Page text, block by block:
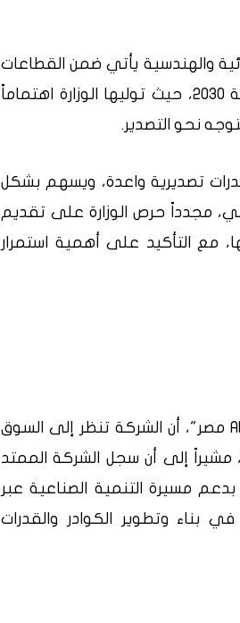
والهندسية يأتي ضمن القطاعات
السبعة ذات الأولوية القصوى في استراتيجية الصناعة المصرية 2030، حيث توليها الوزارة اهتماماً
نحو التصدير.
تصديرية واعدة، ويسهم بشكل
مجدداً حرص الوزارة على تقديم
مع التأكيد على أهمية استمرار
وفي المقابل، أوضح السيد أحمد حماد، رئيس مجلس إدارة "ABB مصر"، أن الشركة تنظر إلى السوق
مشيراً إلى أن سجل الشركة الممتد
بدعم مسيرة التنمية الصناعية عبر
بناء وتطوير الكوادر والقدرات